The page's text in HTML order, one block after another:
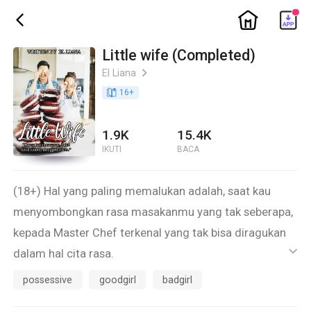
ic_back ic_home
Little wife (Completed)
El Liana ic_arrow_right
book_age 16+
1.9K
IKUTI
15.4K
BACA
(18+) Hal yang paling memalukan adalah, saat kau
menyombongkan rasa masakanmu yang tak seberapa,
kepada Master Chef terkenal yang tak bisa diragukan
dalam hal cita rasa.
Veve Veronika, gadis songong yang selalu berlagak
ic_default
possessive goodgirl badgirl